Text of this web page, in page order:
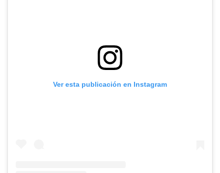
Ver esta publicación en Instagram